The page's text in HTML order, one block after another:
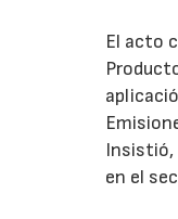
El acto
Insistió,
en el